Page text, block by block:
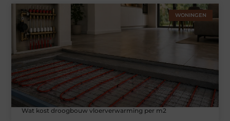
WONINGEN
Wat kost droogbouw vloerverwarming per m2